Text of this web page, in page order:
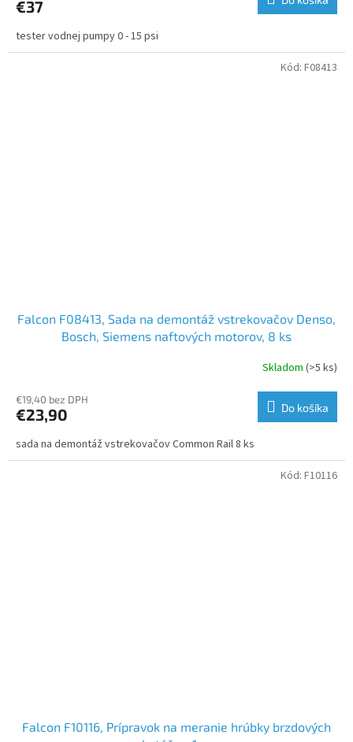
€37
tester vodnej pumpy 0 - 15 psi
Falcon F08413, Sada na demontáž vstrekovačov Denso,
Bosch, Siemens naftových motorov, 8 ks
Skladom (>5 ks)
€19,40 bez DPH
€23,90 Do košíka
sada na demontáž vstrekovačov Common Rail 8 ks
Kód: F08413
Falcon F10116, Prípravok na meranie hrúbky brzdových
Kód: F10116